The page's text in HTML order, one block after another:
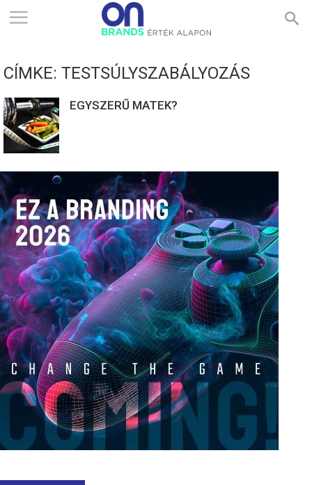
ONBRANDS
ÉRTÉK
ALAPON
CÍMKE: TESTSÚLYSZABÁLYOZÁS
EGYSZERŰ MATEK?